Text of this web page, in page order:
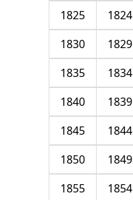
1824
1825
1829
1830
1834
1835
1839
1840
1844
1845
1849
1850
1854
1855